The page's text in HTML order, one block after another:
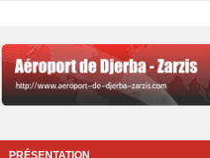
PRÉSENTATION